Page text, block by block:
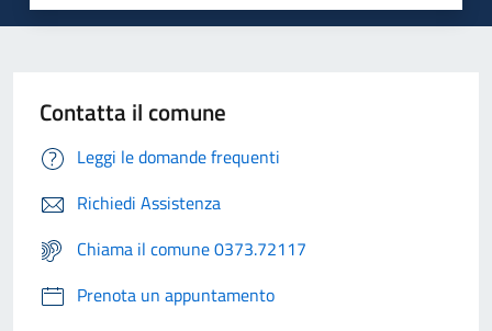
Contatta il comune
Leggi le domande frequenti
Richiedi Assistenza
Chiama il comune 0373.72117
Prenota un appuntamento